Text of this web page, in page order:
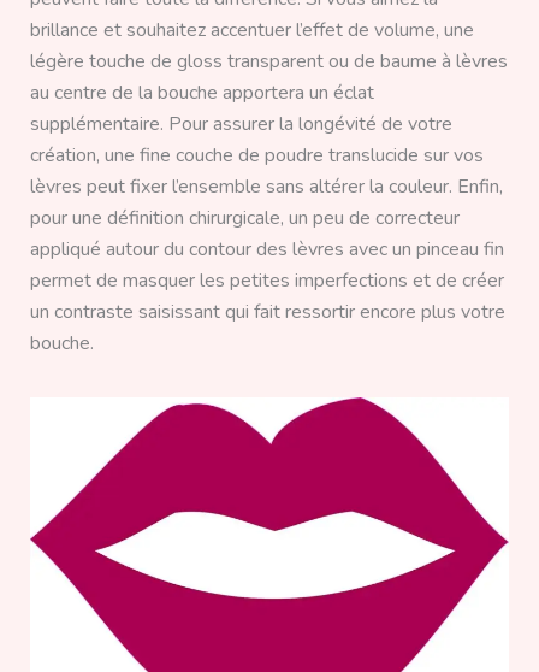
brillance et souhaitez accentuer l’effet de volume, une
légère touche de gloss transparent ou de baume à lèvres
au centre de la bouche apportera un éclat
supplémentaire. Pour assurer la longévité de votre
création, une fine couche de poudre translucide sur vos
lèvres peut fixer l’ensemble sans altérer la couleur. Enfin,
pour une définition chirurgicale, un peu de correcteur
appliqué autour du contour des lèvres avec un pinceau fin
permet de masquer les petites imperfections et de créer
un contraste saisissant qui fait ressortir encore plus votre
bouche.